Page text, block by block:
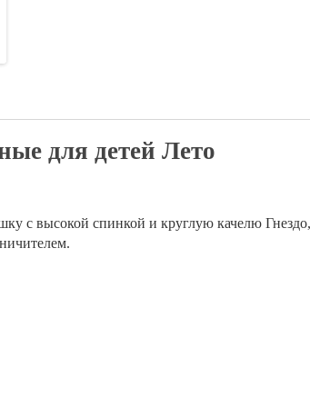
для детей Лето
с высокой спинкой и круглую качелю